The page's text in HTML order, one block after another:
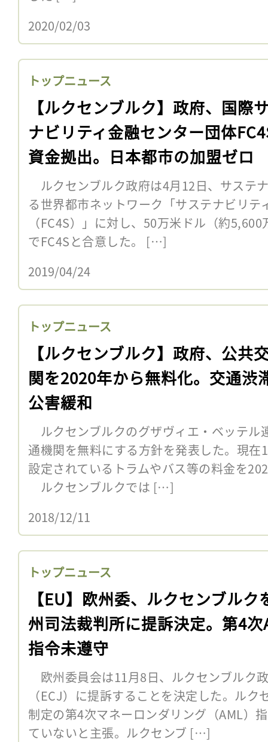
2020/02/03
トップニュース
【ルクセンブルク】政府、国際
ナビリティ金融センター団体
資金拠出。日本都市の加盟ゼロ
ルクセンブルク政府は4月12日、サステ
る世界都市ネットワーク「サステナビリテ
（FC4S）」に対し、50万米ドル（約
でFC4Sと合意した。 […]
2019/04/24
トップニュース
【ルクセンブルク】政府、公共
関を2020年から無料化。交通渋
公害緩和
ルクセンブルクのグザヴィエ・ベッテル
通機関を無料にする方針を発表した。現
設定されているトラムやバス等の料金を
ルクセンブルクでは […]
2018/12/11
トップニュース
【EU】欧州委、ルクセンブルク
州司法裁判所に提訴決定。第4次
指令未遵守
欧州委員会は11月8日、ルクセンブルク
（ECJ）に提訴することを決定した。ル
制定の第4次マネーロンダリング（AML）
ていないと主張。ルクセンブ […]